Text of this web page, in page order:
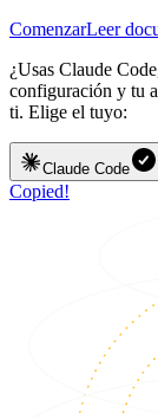
ComenzarLeer
¿Usas Claude
configuración y tu
ti. Elige el tuyo:
Claude Code
Copied!